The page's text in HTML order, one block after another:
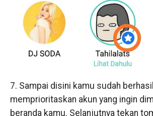
7. Sampai disini kamu sudah berhasil
memprioritaskan akun yang ingin
beranda kamu. Selanjutnya tekan